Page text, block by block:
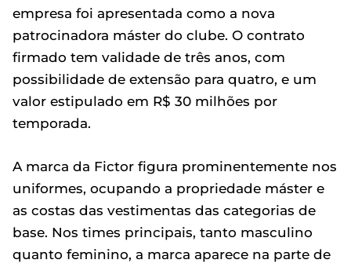
empresa foi apresentada como a nova
patrocinadora máster do clube. O contrato
firmado tem validade de três anos, com
possibilidade de extensão para quatro, e um
valor estipulado em R$ 30 milhões por
temporada.
A marca da Fictor figura prominentemente nos
uniformes, ocupando a propriedade máster e
as costas das vestimentas das categorias de
base. Nos times principais, tanto masculino
quanto feminino, a marca aparece na parte de